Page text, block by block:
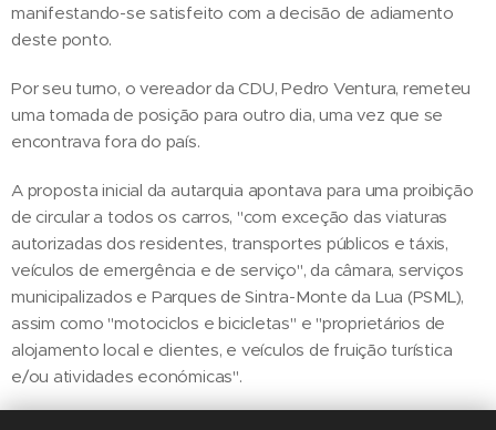
manifestando-se satisfeito com a decisão de adiamento
deste ponto.
Por seu turno, o vereador da CDU, Pedro Ventura, remeteu
uma tomada de posição para outro dia, uma vez que se
encontrava fora do país.
A proposta inicial da autarquia apontava para uma proibição
de circular a todos os carros, "com exceção das viaturas
autorizadas dos residentes, transportes públicos e táxis,
veículos de emergência e de serviço", da câmara, serviços
municipalizados e Parques de Sintra-Monte da Lua (PSML),
assim como "motociclos e bicicletas" e "proprietários de
alojamento local e clientes, e veículos de fruição turística
e/ou atividades económicas".